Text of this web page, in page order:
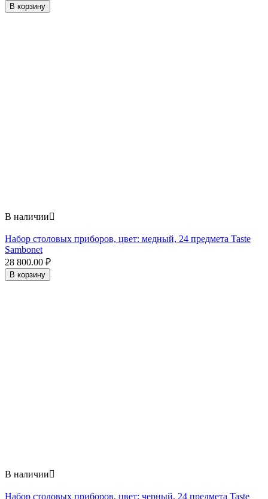
В корзину
В наличии
Набор столовых приборов, цвет: медный, 24 предмета Taste
Sambonet
28 800.00 ₽
В корзину
В наличии
Набор столовых приборов, цвет: черный, 24 предмета Taste